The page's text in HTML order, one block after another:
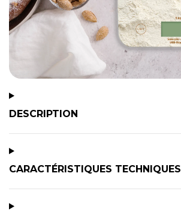
DESCRIPTION
CARACTÉRISTIQUES TECHNIQUES